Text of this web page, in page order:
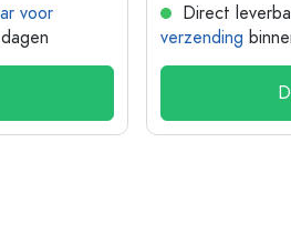
voor
Direct
verzending